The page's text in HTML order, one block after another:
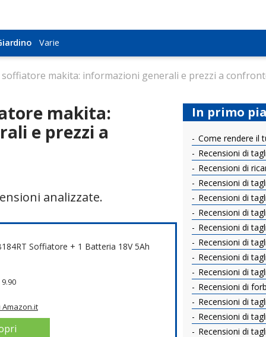
Varie
Varie
soffiatore makita: informazioni generali e prezzi a
makita:
e prezzi a
analizzate.
Soffiatore + 1 Batteria 18V 5Ah
9.90
Amazon.it
In primo
Come rendere il
Recensioni di
Recensioni di
Recensioni di
Recensioni di
Recensioni di
Recensioni di
Recensioni di
Recensioni di
Recensioni di
Recensioni di
Recensioni di
Recensioni di
Recensioni di